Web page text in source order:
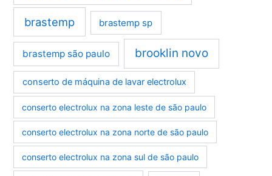
brastemp brastemp sp
brastemp são paulo brooklin novo
conserto de máquina de lavar electrolux
conserto electrolux na zona leste de são paulo
conserto electrolux na zona norte de são paulo
conserto electrolux na zona sul de são paulo